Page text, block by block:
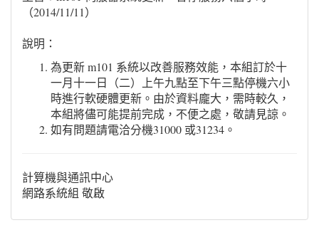
（2014/11/11）
說明：
為更新 m101 系統以改善服務效能，本組訂於十
一月十一日（二）上午九點至下午三點停機六小
時進行軟硬體更新。由於資料龐大，需時較久，
本組將儘可能提前完成，不便之處，敬請見諒。
如有問題請電洽分機31000 或31234。
計算機與通訊中心
網路系統組 敬啟